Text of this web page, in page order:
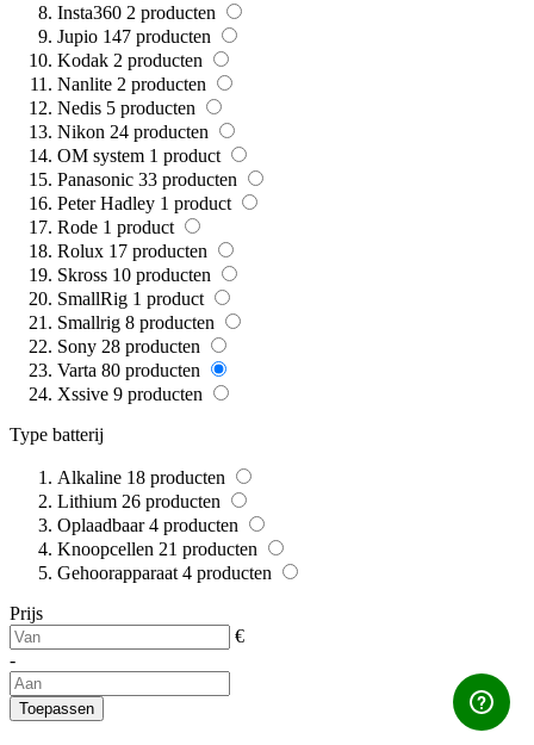
Insta360 2 producten
Jupio 147 producten
Kodak 2 producten
Nanlite 2 producten
Nedis 5 producten
Nikon 24 producten
OM system 1 product
Panasonic 33 producten
Peter Hadley 1 product
Rode 1 product
Rolux 17 producten
Skross 10 producten
SmallRig 1 product
Smallrig 8 producten
Sony 28 producten
Varta 80 producten
Xssive 9 producten
Type batterij
Alkaline 18 producten
Lithium 26 producten
Oplaadbaar 4 producten
Knoopcellen 21 producten
Gehoorapparaat 4 producten
Prijs
€
-
Toepassen